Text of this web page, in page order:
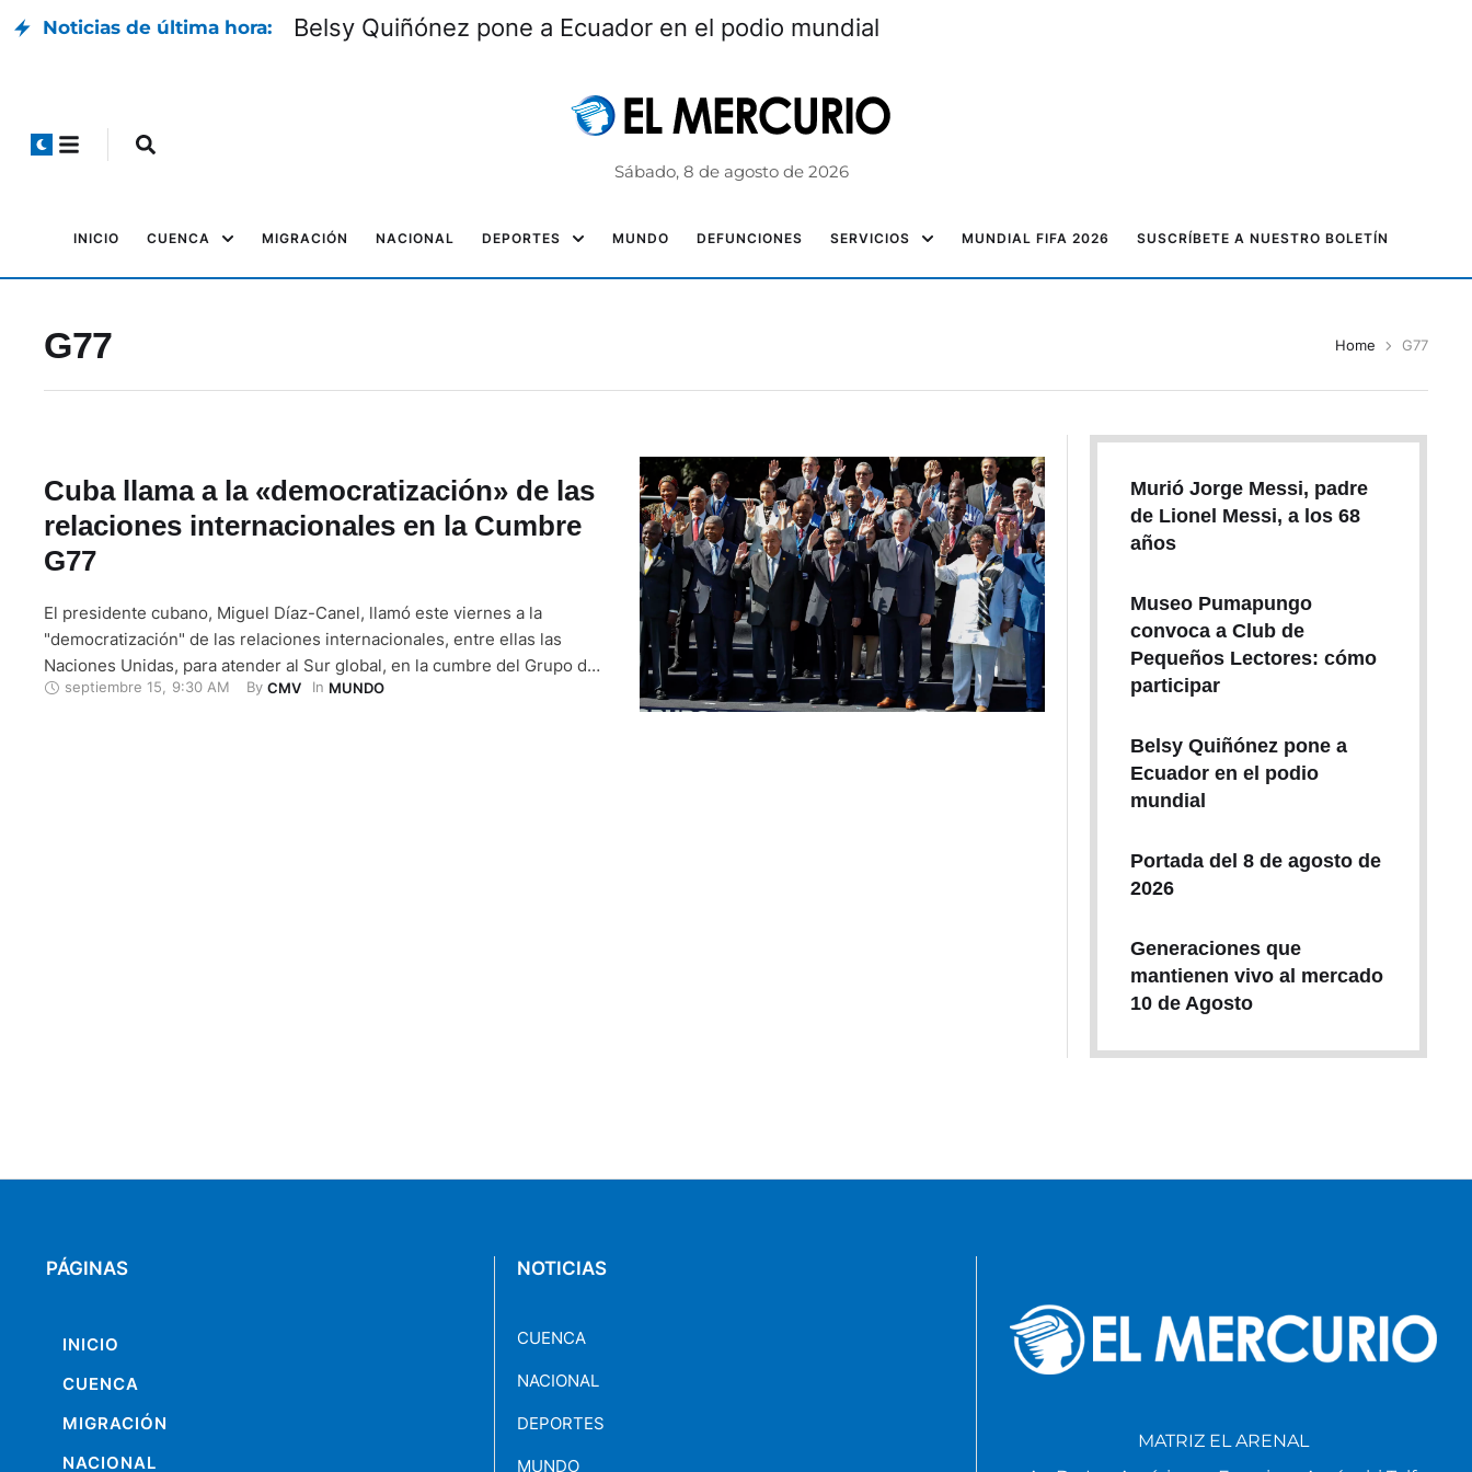
Noticias de última hora: Belsy Quiñónez pone a Ecuador en el podio mundial
Sábado, 8 de agosto de 2026
INICIO CUENCA MIGRACIÓN NACIONAL DEPORTES MUNDO DEFUNCIONES SERVICIOS MUNDIAL FIFA 2026 SUSCRÍBETE A NUESTRO BOLETÍN
G77 Home G77
Cuba llama a la «democratización» de las
relaciones internacionales en la Cumbre
G77
El presidente cubano, Miguel Díaz-Canel, llamó este viernes a la
"democratización" de las relaciones internacionales, entre ellas las
Naciones Unidas, para atender al Sur global, en la cumbre del Grupo de
los 77 y China. Durante el discurso inaugural, el mandatario insular
septiembre 15 9:30 AM By CMV In MUNDO
Murió Jorge Messi, padre
de Lionel Messi, a los 68
años
Museo Pumapungo
convoca a Club de
Pequeños Lectores: cómo
participar
Belsy Quiñónez pone a
Ecuador en el podio
mundial
Portada del 8 de agosto de
2026
Generaciones que
mantienen vivo al mercado
10 de Agosto
PÁGINAS
INICIO
CUENCA
MIGRACIÓN
NACIONAL
NOTICIAS
CUENCA
NACIONAL
DEPORTES
MUNDO
MATRIZ EL ARENAL